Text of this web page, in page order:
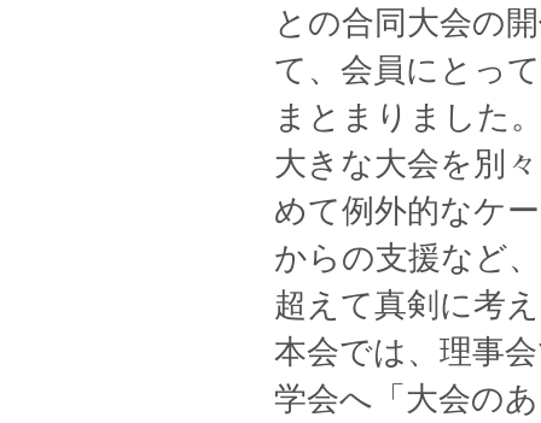
との合同大会の
て、会員にとっ
まとまりました
大きな大会を別
めて例外的なケ
からの支援など
超えて真剣に考
本会では、理事
学会へ「大会の